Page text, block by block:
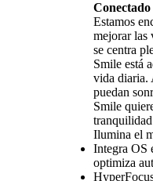
Estamos
mejorar las
se centra
Smile está
vida diaria.
puedan
Smile
Ilumina el
Integra OS
optimiza